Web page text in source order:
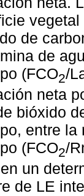
de
de
(FCO2/
neta
bióxido
entre
(FCO2/
un
de LE